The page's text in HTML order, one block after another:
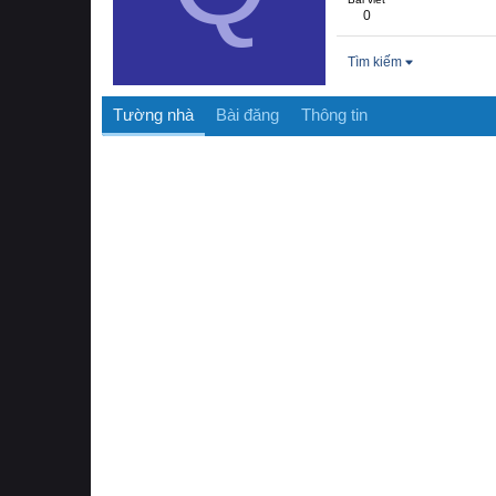
0
Tìm kiếm
Tường nhà Bài đăng Thông tin